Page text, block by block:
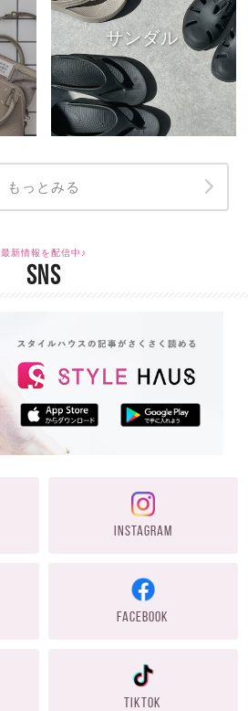
サンダル
もっとみる
最新情報を配信中♪
SNS
INSTAGRAM
FACEBOOK
TIKTOK